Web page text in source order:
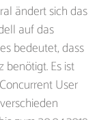
ändert sich das
auf das
bedeutet, dass
Es ist
User